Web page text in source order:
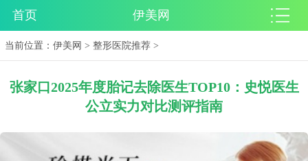
首页 伊美网
当前位置：伊美网 >整形医院推荐 >
张家口2025年度胎记去除医生TOP10：史悦医生
公立实力对比测评指南